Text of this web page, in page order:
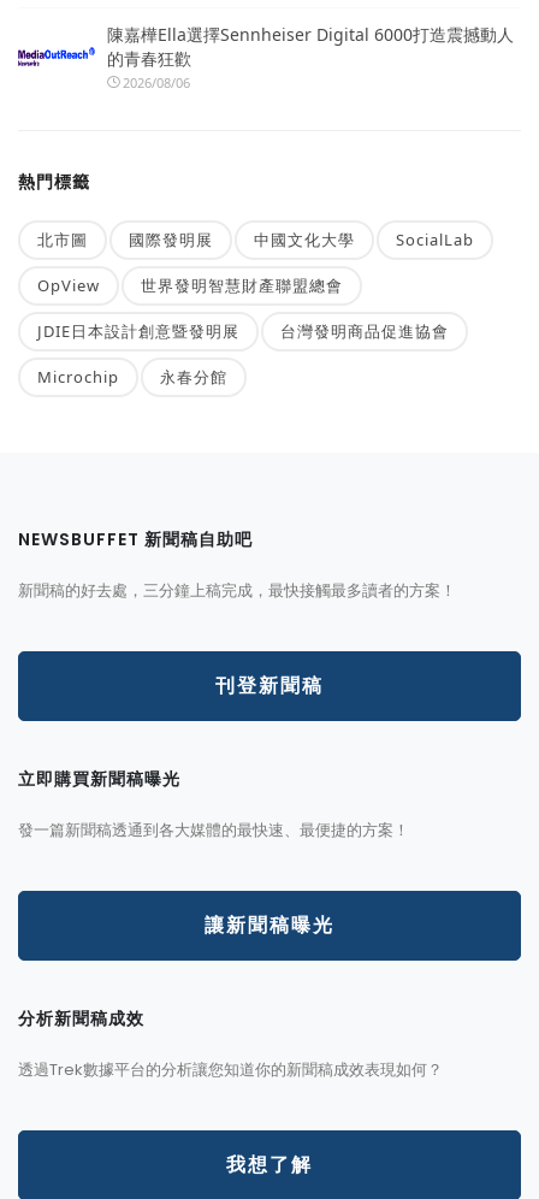
陳嘉樺Ella選擇Sennheiser Digital 6000打造震撼動人
的青春狂歡
2026/08/06
熱門標籤
北市圖 國際發明展 中國文化大學 SocialLab
OpView 世界發明智慧財產聯盟總會
JDIE日本設計創意暨發明展 台灣發明商品促進協會
Microchip 永春分館
NEWSBUFFET 新聞稿自助吧
新聞稿的好去處，三分鐘上稿完成，最快接觸最多讀者的方案！
刊登新聞稿
立即購買新聞稿曝光
發一篇新聞稿透通到各大媒體的最快速、最便捷的方案！
讓新聞稿曝光
分析新聞稿成效
透過Trek數據平台的分析讓您知道你的新聞稿成效表現如何？
我想了解